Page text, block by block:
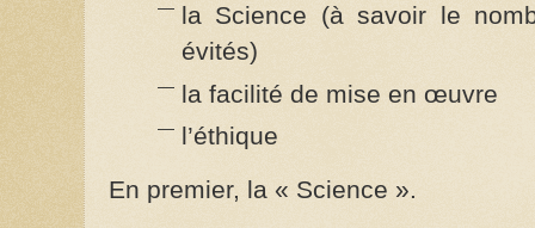
la Science (à savoir le
évités)
la facilité de mise en œuvre
l’éthique
En premier, la « Science ».